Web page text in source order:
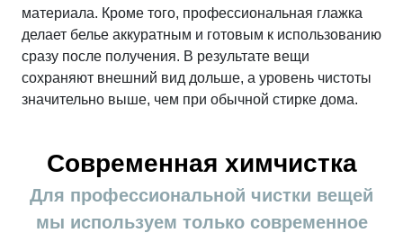
материала. Кроме того, профессиональная глажка
делает белье аккуратным и готовым к использованию
сразу после получения. В результате вещи
сохраняют внешний вид дольше, а уровень чистоты
значительно выше, чем при обычной стирке дома.
Современная химчистка
Для профессиональной чистки вещей
мы используем только современное